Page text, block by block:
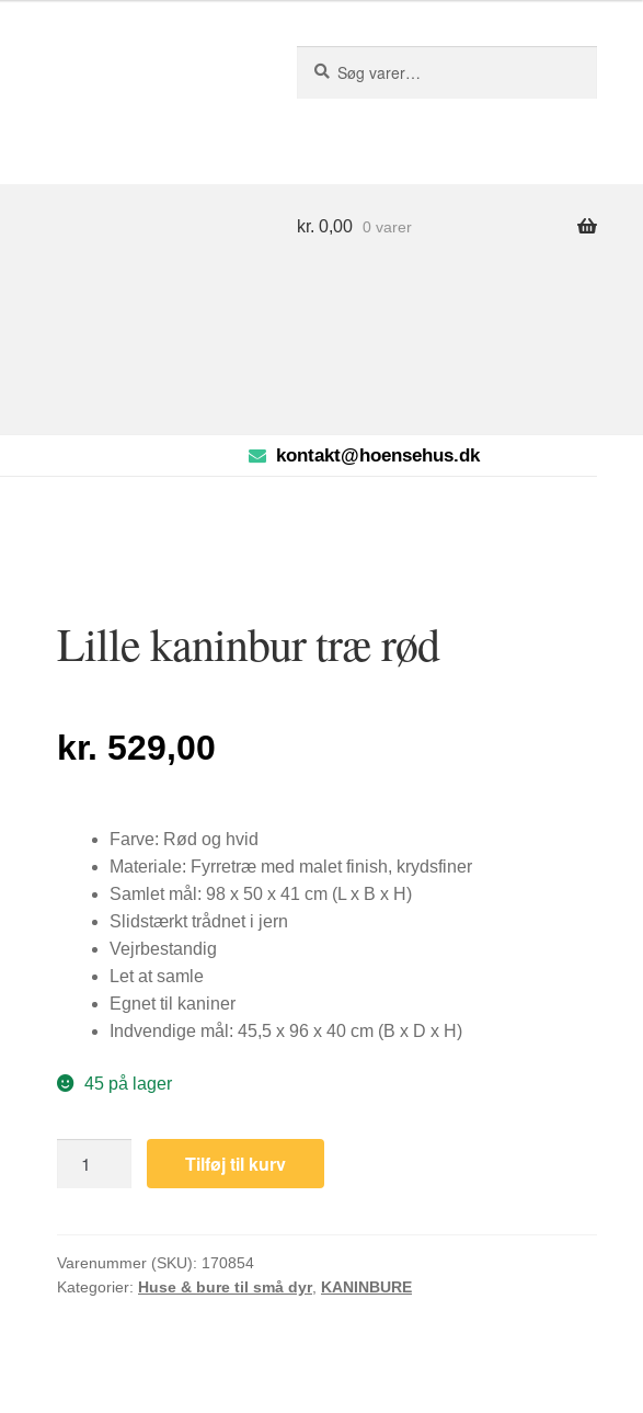
efter:
kr. 0,00 0 varer
kontakt@hoensehus.dk
Lille kaninbur træ rød
kr. 529,00
Farve: Rød og hvid
Materiale: Fyrretræ med malet finish, krydsfiner
Samlet mål: 98 x 50 x 41 cm (L x B x H)
Slidstærkt trådnet i jern
Vejrbestandig
Let at samle
Egnet til kaniner
Indvendige mål: 45,5 x 96 x 40 cm (B x D x H)
45 på lager
antal
Tilføj til kurv
Varenummer (SKU): 170854
Kategorier: Huse & bure til små dyr, KANINBURE